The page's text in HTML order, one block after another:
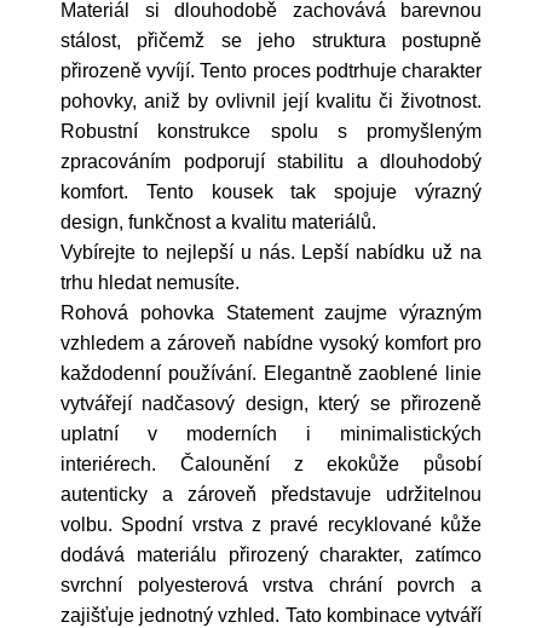
Materiál si dlouhodobě zachovává barevnou
stálost, přičemž se jeho struktura postupně
přirozeně vyvíjí. Tento proces podtrhuje charakter
pohovky, aniž by ovlivnil její kvalitu či životnost.
Robustní konstrukce spolu s promyšleným
zpracováním podporují stabilitu a dlouhodobý
komfort. Tento kousek tak spojuje výrazný
design, funkčnost a kvalitu materiálů.
Vybírejte to nejlepší u nás. Lepší nabídku už na
trhu hledat nemusíte.
Rohová pohovka Statement zaujme výrazným
vzhledem a zároveň nabídne vysoký komfort pro
každodenní používání. Elegantně zaoblené linie
vytvářejí nadčasový design, který se přirozeně
uplatní v moderních i minimalistických
interiérech. Čalounění z ekokůže působí
autenticky a zároveň představuje udržitelnou
volbu. Spodní vrstva z pravé recyklované kůže
dodává materiálu přirozený charakter, zatímco
svrchní polyesterová vrstva chrání povrch a
zajišťuje jednotný vzhled. Tato kombinace vytváří